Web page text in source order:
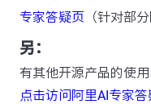
专家答疑页 （针对部
另：
有其他开源产品的使用
点击访问阿里AI专家答